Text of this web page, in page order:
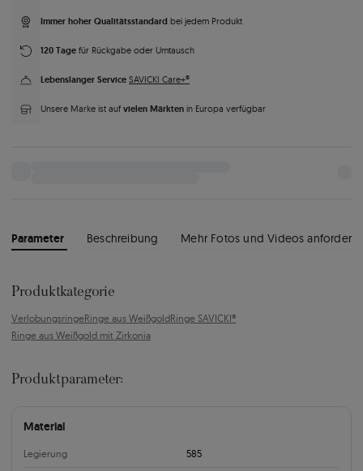
Immer hoher Qualitätsstandard bei jedem Produkt
120 Tage für Rückgabe oder Umtausch
Lebenslanger Service SAVICKI Care+®
Unsere Marke ist auf vielen Märkten in Europa verfügbar
Parameter Beschreibung Mehr Fotos und Videos anfordern
Produktkategorie
VerlobungsringeRinge aus WeißgoldRinge SAVICKI®
Ringe aus Weißgold mit Zirkonia
Produktparameter:
Material
Legierung 585